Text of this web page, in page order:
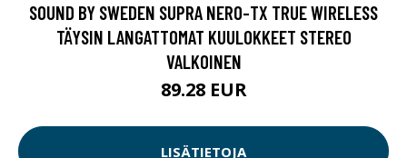
SOUND BY SWEDEN SUPRA NERO-TX TRUE WIRELESS
TÄYSIN LANGATTOMAT KUULOKKEET STEREO
VALKOINEN
89.28 EUR
LISÄTIETOJA